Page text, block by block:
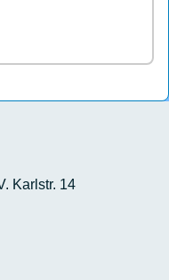
Karlstr. 14